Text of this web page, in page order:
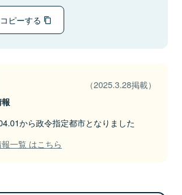
ピーする
（2025.3.28掲載）
から政令指定都市となりました
一覧 はこちら